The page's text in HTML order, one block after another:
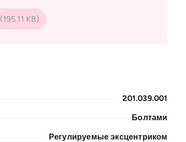
201.039.001
Болтами
Регулируемые эксцентриком
(195.11 KB)